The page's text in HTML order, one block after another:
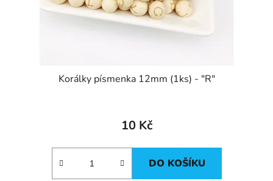
Korálky písmenka 12mm (1ks) - "R"
10 Kč
DO KOŠÍKU